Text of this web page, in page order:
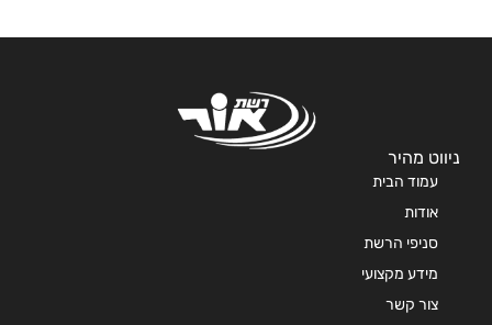
מהיר
עמוד הבית
סניפי הרשת
מידע מקצועי
צור קשר